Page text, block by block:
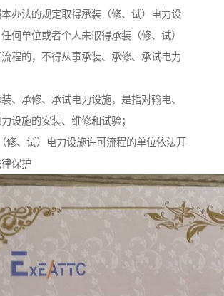
办法的规定取得承装（修、试）电力设
何单位或者个人未取得承装（修、试）
程的，不得从事承装、承修、承试电力
、承修、承试电力设施，是指对输电、
设施的安装、维修和试验；
修、试）电力设施许可流程的单位依法开
保护